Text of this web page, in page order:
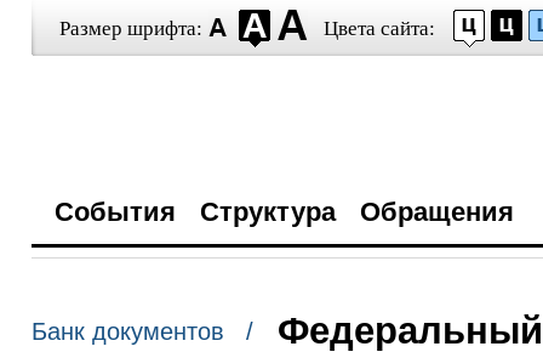
Размер шрифта: Цвета сайта:
События Структура Обращения
Банк документов / Федеральный